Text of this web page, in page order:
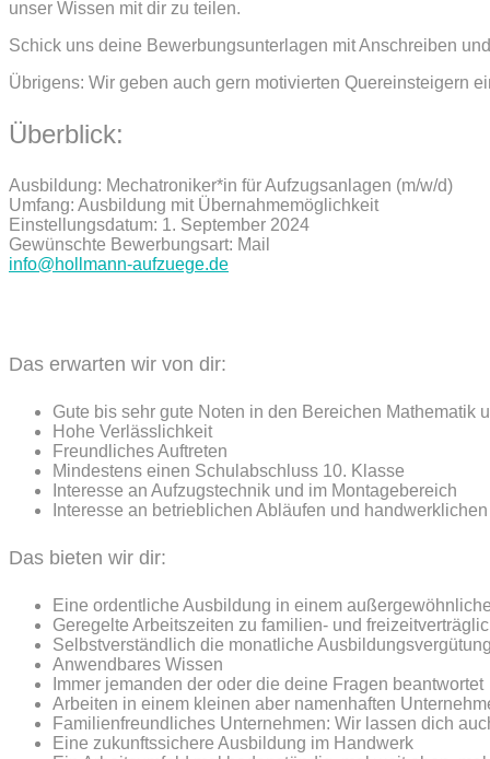
unser Wissen mit dir zu teilen.
Schick uns deine Bewerbungsunterlagen mit Anschreiben
Übrigens: Wir geben auch gern motivierten Quereinsteigern
Überblick:
Ausbildung: Mechatroniker*in für Aufzugsanlagen (m/w/d)
Umfang: Ausbildung mit Übernahmemöglichkeit
Einstellungsdatum: 1. September 2024
Gewünschte Bewerbungsart: Mail
info@hollmann-aufzuege.de
Das erwarten wir von dir:
Gute bis sehr gute Noten in den Bereichen Mathematik
Hohe Verlässlichkeit
Freundliches Auftreten
Mindestens einen Schulabschluss 10. Klasse
Interesse an Aufzugstechnik und im Montagebereich
Interesse an betrieblichen Abläufen und
Das bieten wir dir:
Eine ordentliche Ausbildung in einem
Geregelte Arbeitszeiten zu familien- und
Selbstverständlich die monatliche
Anwendbares Wissen
Immer jemanden der oder die deine Fragen beantwortet
Arbeiten in einem kleinen aber namenhaften
Familienfreundliches Unternehmen: Wir lassen dich
Eine zukunftssichere Ausbildung im Handwerk